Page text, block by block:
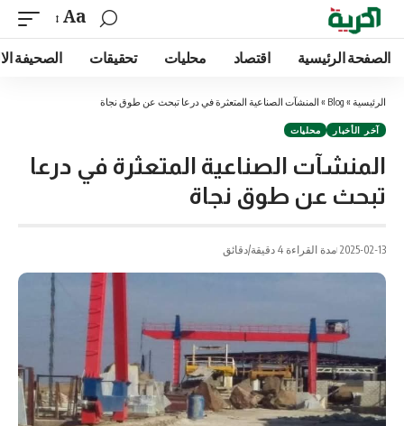
Aa
الصفحة الرئيسية اقتصاد محليات تحقيقات الصحيفة
الرئيسية »
Blog
» المنشآت الصناعية المتعثرة في درعا تبحث عن طوق نجاة
آخر الأخبار محليات
المنشآت الصناعية المتعثرة في درعا
تبحث عن طوق نجاة
2025-02-13 مدة القراءة 4 دقيقة/دقائق